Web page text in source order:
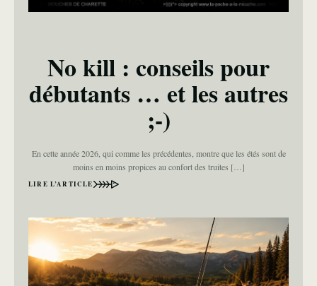
No kill : conseils pour
débutants … et les autres
;-)
En cette année 2026, qui comme les précédentes, montre que les étés sont de
moins en moins propices au confort des truites […]
LIRE L’ARTICLE